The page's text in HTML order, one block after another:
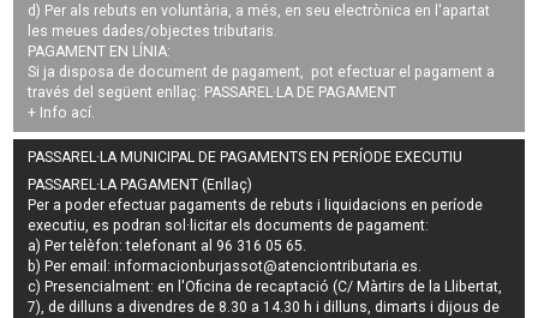
d) Per als rebuts en voluntària, a més, en seu electrònica en l'apartat
les meues dades/objectes tributaris.
PAGAMENT EN LÍNIA:
Si ja disposa de document de pagament, pot efectuar el pagament a
través del següent enllaç: PASSAREL·LA DE PAGAMENT
+ Info ací.
PASSAREL·LA MUNICIPAL DE PAGAMENTS EN PERÍODE EXECUTIU
PASSAREL·LA PAGAMENT (Enllaç)
Per a poder efectuar pagaments derebuts i liquidacions en període
executiu, es podran sol·licitar els documents de pagament:
a) Per telèfon: telefonant al 96 316 05 65.
b) Per email:informacionburjassot@atenciontributaria.es.
c) Presencialment: en l'Oficina de recaptació (C/ Màrtirs de la Llibertat,
7), de dilluns a divendres de 8.30 a 14.30 h i dilluns, dimarts i dijous de